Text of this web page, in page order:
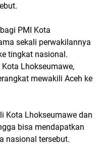
PMI Kota
sekali perwakilannya
tingkat nasional.
Lhokseumawe,
mewakili Aceh ke
Kota Lhokseumawe dan
bisa mendapatkan
nasional tersebut.